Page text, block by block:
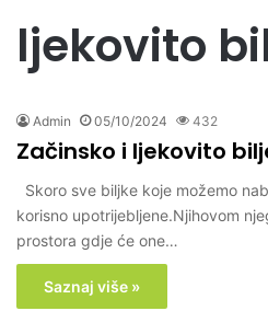
ljekovito
Admin 05/10/2024 432
Začinsko i ljekovito
Skoro sve biljke koje možemo
korisno upotrijebljene.Njihovom
prostora gdje će one…
Saznaj više »